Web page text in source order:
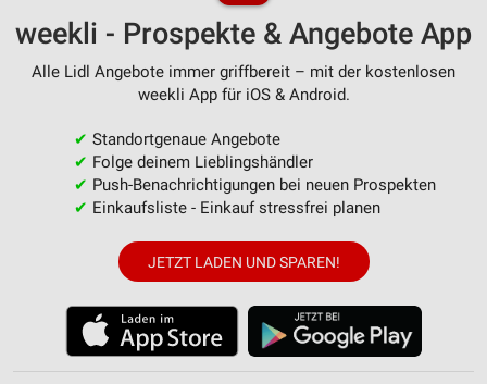
weekli - Prospekte & Angebote App
Alle Lidl Angebote immer griffbereit – mit der kostenlosen
weekli App für iOS & Android.
✔ Standortgenaue Angebote
✔ Folge deinem Lieblingshändler
✔ Push-Benachrichtigungen bei neuen Prospekten
✔ Einkaufsliste - Einkauf stressfrei planen
JETZT LADEN UND SPAREN!
Verwendung von Profilen zur Auswahl
personalisierter Werbung
Erstellung von Profilen zur Personalisierung
Verwendung von Profilen zur Auswahl
personalisierter Inhalte
Messung der Performance von Inhalten
Analyse von Zielgruppen durch Statistiken oder
Kombinationen von Daten aus verschiedenen
Quellen